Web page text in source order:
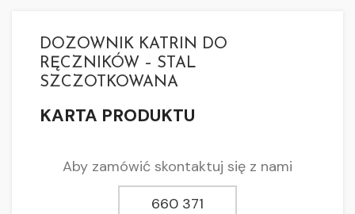
DOZOWNIK KATRIN DO
RĘCZNIKÓW – STAL
SZCZOTKOWANA
KARTA PRODUKTU
Aby zamówić skontaktuj się z nami
660 371